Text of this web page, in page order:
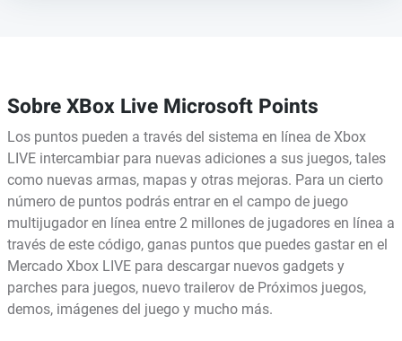
Sobre XBox Live Microsoft Points
Los puntos pueden a través del sistema en línea de Xbox
LIVE intercambiar para nuevas adiciones a sus juegos, tales
como nuevas armas, mapas y otras mejoras. Para un cierto
número de puntos podrás entrar en el campo de juego
multijugador en línea entre 2 millones de jugadores en línea a
través de este código, ganas puntos que puedes gastar en el
Mercado Xbox LIVE para descargar nuevos gadgets y
parches para juegos, nuevo trailerov de Próximos juegos,
demos, imágenes del juego y mucho más.